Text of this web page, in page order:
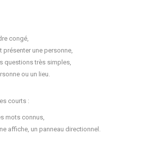
congé,
présenter une personne,
questions très simples,
ou un lieu.
courts :
mots connus,
affiche, un panneau directionnel.